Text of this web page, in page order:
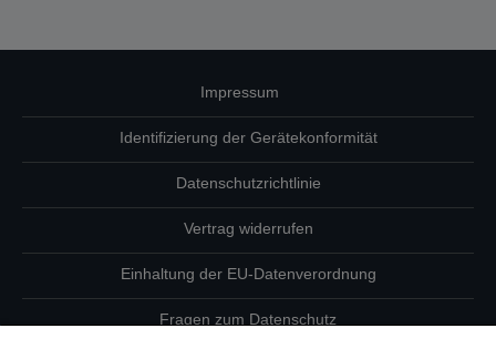
Impressum
Identifizierung der Gerätekonformität
Datenschutzrichtlinie
Vertrag widerrufen
Einhaltung der EU-Datenverordnung
Fragen zum Datenschutz